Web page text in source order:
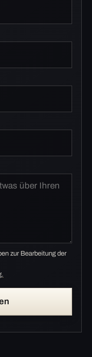
zur Bearbeitung der